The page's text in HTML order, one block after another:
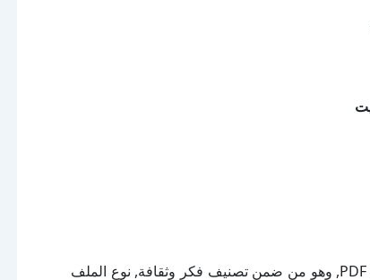
تحميل كتاب تحديات سنة 2000 للكاتب توفيق الحكيم بصيغة PDF, وهو من ضمن تصنيف فكر وثقافة, نوع الملف